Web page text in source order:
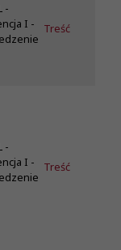
-
I -
Treść
-
I -
Treść